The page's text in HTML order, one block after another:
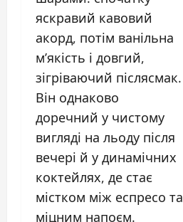
яскравий кавовий
акорд, потім ванільна
м’якість і довгий,
зігріваючий післясмак.
Він однаково
доречний у чистому
вигляді на льоду після
вечері й у динамічних
коктейлях, де стає
містком між еспресо та
міцним напоєм.